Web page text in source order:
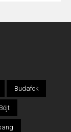
Budafok
Böjt